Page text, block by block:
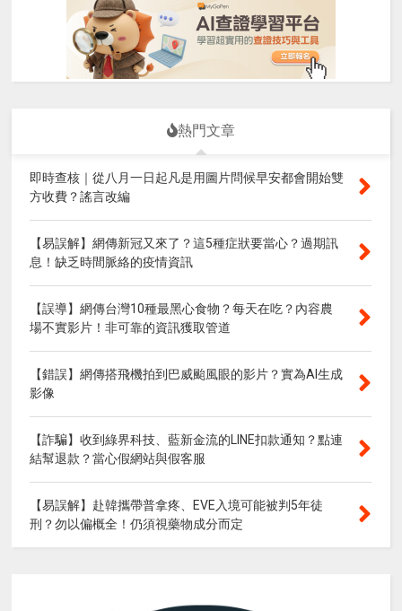
熱門文章
即時查核｜從八月一日起凡是用圖片問候早安都會開始雙
方收費？謠言改編
【易誤解】網傳新冠又來了？這5種症狀要當心？過期訊
息！缺乏時間脈絡的疫情資訊
【誤導】網傳台灣10種最黑心食物？每天在吃？內容農
場不實影片！非可靠的資訊獲取管道
【錯誤】網傳搭飛機拍到巴威颱風眼的影片？實為AI生成
影像
【詐騙】收到綠界科技、藍新金流的LINE扣款通知？點連
結幫退款？當心假網站與假客服
【易誤解】赴韓攜帶普拿疼、EVE入境可能被判5年徒
刑？勿以偏概全！仍須視藥物成分而定